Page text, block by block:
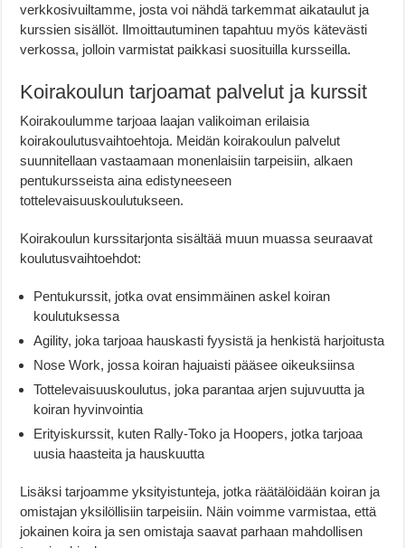
verkkosivuiltamme, josta voi nähdä tarkemmat aikataulut ja
kurssien sisällöt. Ilmoittautuminen tapahtuu myös kätevästi
verkossa, jolloin varmistat paikkasi suosituilla kursseilla.
Koirakoulun tarjoamat palvelut ja kurssit
Koirakoulumme tarjoaa laajan valikoiman erilaisia
koirakoulutusvaihtoehtoja. Meidän koirakoulun palvelut
suunnitellaan vastaamaan monenlaisiin tarpeisiin, alkaen
pentukursseista aina edistyneeseen
tottelevaisuuskoulutukseen.
Koirakoulun kurssitarjonta sisältää muun muassa seuraavat
koulutusvaihtoehdot:
Pentukurssit, jotka ovat ensimmäinen askel koiran
koulutuksessa
Agility, joka tarjoaa hauskasti fyysistä ja henkistä harjoitusta
Nose Work, jossa koiran hajuaisti pääsee oikeuksiinsa
Tottelevaisuuskoulutus, joka parantaa arjen sujuvuutta ja
koiran hyvinvointia
Erityiskurssit, kuten Rally-Toko ja Hoopers, jotka tarjoaa
uusia haasteita ja hauskuutta
Lisäksi tarjoamme yksityistunteja, jotka räätälöidään koiran ja
omistajan yksilöllisiin tarpeisiin. Näin voimme varmistaa, että
jokainen koira ja sen omistaja saavat parhaan mahdollisen